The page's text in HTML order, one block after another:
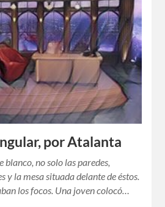
por Atalanta
no solo las paredes,
y la mesa situada delante de éstos.
los focos. Una joven colocó…